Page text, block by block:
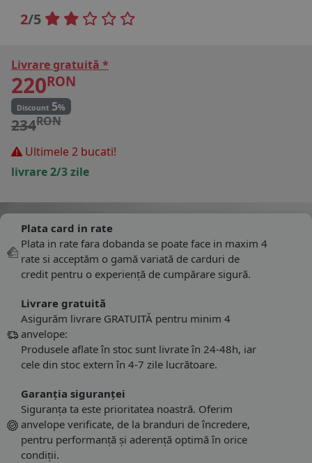
2/5
Livrare gratuită *
220RON
Discount 5%
234RON
Ultimele 2 bucati!
livrare 2/3 zile
Plata card in rate
Plata in rate fara dobanda se poate face in maxim 4
rate si acceptăm o gamă variată de carduri de
credit pentru o experiență de cumpărare sigură.
Livrare gratuită
Asigurăm livrare GRATUITĂ pentru minim 4
anvelope:
Produsele aflate în stoc sunt livrate în 24-48h, iar
cele din stoc extern în 4-7 zile lucrătoare.
Garanția siguranței
Siguranța ta este prioritatea noastră. Oferim
anvelope verificate, de la branduri de încredere,
pentru performanță și aderență optimă în orice
condiții.